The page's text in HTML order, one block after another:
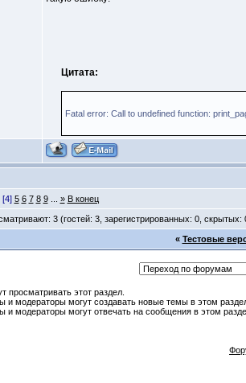
Цитата:
Fatal error: Call to undefined function:
[4] 5 6 7 8 9... » В конец
3 (гостей: 3, зарегистрированных: 0, скрытых:
« Тестовые
просматривать этот раздел.
и модераторы могут создавать новые темы в этом
и модераторы могут отвечать на сообщения в этом